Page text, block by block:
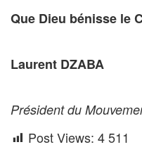
Que Dieu bénisse le
Laurent DZABA
Président du
Post Views: 4 511